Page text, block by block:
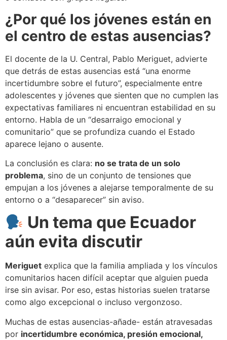
¿Por qué los jóvenes están en
el centro de estas ausencias?
El docente de la U. Central, Pablo Meriguet, advierte
que detrás de estas ausencias está “una enorme
incertidumbre sobre el futuro”, especialmente entre
adolescentes y jóvenes que sienten que no cumplen las
expectativas familiares ni encuentran estabilidad en su
entorno. Habla de un “desarraigo emocional y
comunitario” que se profundiza cuando el Estado
aparece lejano o ausente.
La conclusión es clara: no se trata de un solo
problema, sino de un conjunto de tensiones que
empujan a los jóvenes a alejarse temporalmente de su
entorno o a “desaparecer” sin aviso.
Un tema que Ecuador
aún evita discutir
Meriguet explica que la familia ampliada y los vínculos
comunitarios hacen difícil aceptar que alguien pueda
irse sin avisar. Por eso, estas historias suelen tratarse
como algo excepcional o incluso vergonzoso.
Muchas de estas ausencias-añade- están atravesadas
por incertidumbre económica, presión emocional,